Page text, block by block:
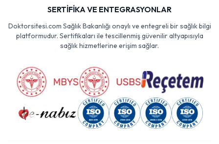
SERTİFİKA VE ENTEGRASYONLAR
Doktorsitesi.com Sağlık Bakanlığı onaylı ve entegreli bir sağlık bilgi
platformudur. Sertifikaları ile tescillenmiş güvenilir altyapısıyla
sağlık hizmetlerine erişim sağlar.